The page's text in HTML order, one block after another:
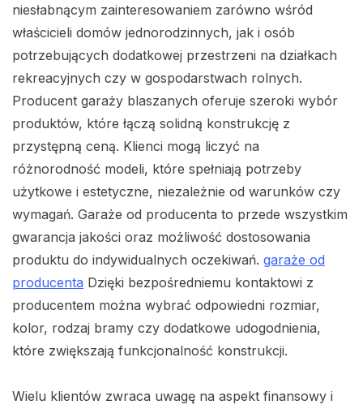
niesłabnącym zainteresowaniem zarówno wśród
właścicieli domów jednorodzinnych, jak i osób
potrzebujących dodatkowej przestrzeni na działkach
rekreacyjnych czy w gospodarstwach rolnych.
Producent garaży blaszanych oferuje szeroki wybór
produktów, które łączą solidną konstrukcję z
przystępną ceną. Klienci mogą liczyć na
różnorodność modeli, które spełniają potrzeby
użytkowe i estetyczne, niezależnie od warunków czy
wymagań. Garaże od producenta to przede wszystkim
gwarancja jakości oraz możliwość dostosowania
produktu do indywidualnych oczekiwań. garaże od
producenta Dzięki bezpośredniemu kontaktowi z
producentem można wybrać odpowiedni rozmiar,
kolor, rodzaj bramy czy dodatkowe udogodnienia,
które zwiększają funkcjonalność konstrukcji.
Wielu klientów zwraca uwagę na aspekt finansowy i